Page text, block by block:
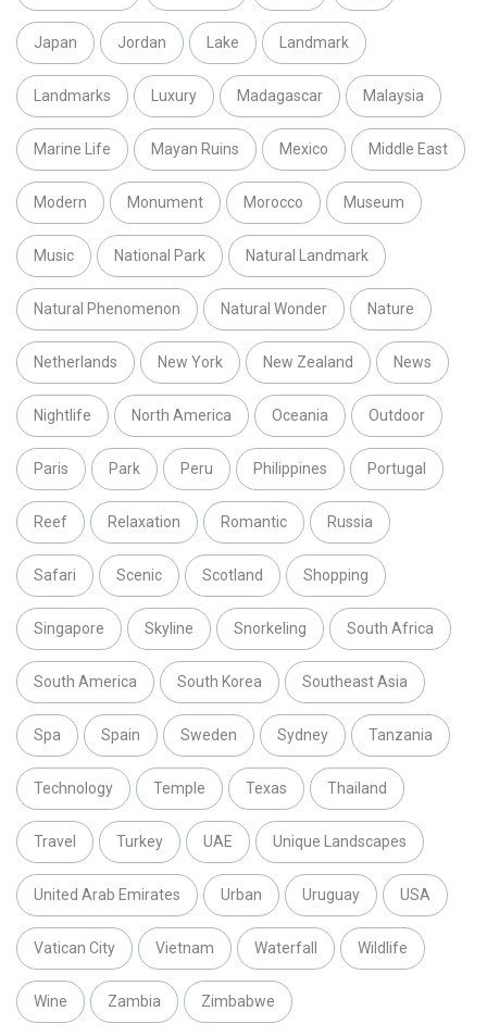
Japan Jordan Lake Landmark
Landmarks Luxury Madagascar Malaysia
Marine Life Mayan Ruins Mexico Middle East
Modern Monument Morocco Museum
Music National Park Natural Landmark
Natural Phenomenon Natural Wonder Nature
Netherlands New York New Zealand News
Nightlife North America Oceania Outdoor
Paris Park Peru Philippines Portugal
Reef Relaxation Romantic Russia
Safari Scenic Scotland Shopping
Singapore Skyline Snorkeling South Africa
South America South Korea Southeast Asia
Spa Spain Sweden Sydney Tanzania
Technology Temple Texas Thailand
Travel Turkey UAE Unique Landscapes
United Arab Emirates Urban Uruguay USA
Vatican City Vietnam Waterfall Wildlife
Wine Zambia Zimbabwe